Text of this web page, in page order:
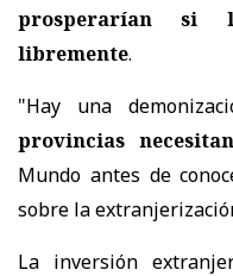
prosperarían si
libremente.
"Hay una
provincias
Mundo antes de
sobre la
La inversión